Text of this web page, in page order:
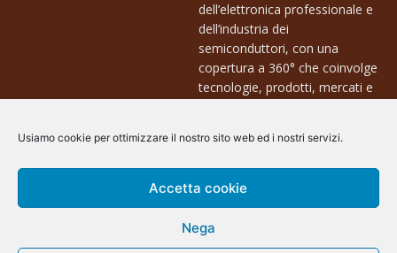
Usiamo cookie per ottimizzare il nostro sito web ed i nostri servizi.
Accetta cookie
Nega
dell’elettronica professionale e
dell’industria dei
semiconduttori, con una
copertura a 360° che coinvolge
tecnologie, prodotti, mercati e
Contatti:
info@arscommunication.it